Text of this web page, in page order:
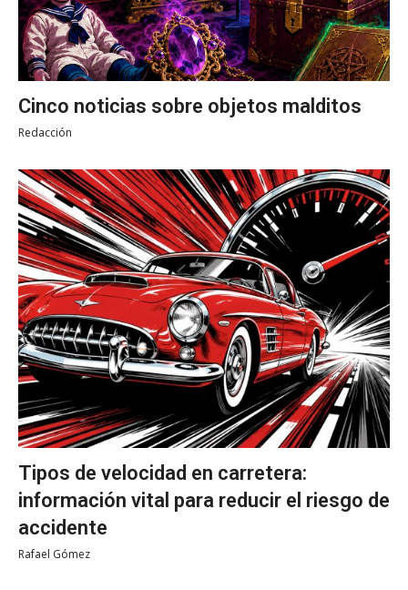
Cinco noticias sobre objetos malditos
Redacción
Tipos de velocidad en carretera:
información vital para reducir el riesgo de
accidente
Rafael Gómez